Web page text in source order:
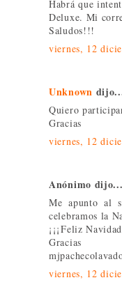
Habrá que
Deluxe. Mi
Saludos!!!
viernes, 12
Unknown
Quiero
Gracias
viernes, 12
Anónimo dijo...
Me apunto al
celebramos la
¡¡¡Feliz
Gracias
viernes, 12